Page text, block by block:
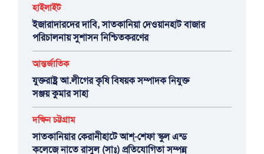
হাইলাইট
ইজারাদারদের দাবি, সাতকানিয়া দেওয়ানহাট বাজার
পরিচালনায় সুশাসন নিশ্চিতকরণের
আন্তর্জাতিক
যুক্তরাষ্ট্র আ.লীগের কৃষি বিষয়ক সম্পাদক নিযুক্ত
সঞ্জয় কুমার সাহা
দক্ষিন চট্টগ্রাম
সাতকানিয়ার কেরানীহাটে আশ্-শেফা স্কুল এন্ড
কলেজে নাতে রাসুল (সাঃ) প্রতিযোগিতা সম্পন্ন